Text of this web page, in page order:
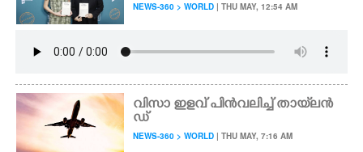
NEWS-360 > WORLD | THU MAY, 12:54 AM
വിസാ ഇളവ് പിൻവലിച്ച് തായ്‌ലൻ
ഡ്
NEWS-360 > WORLD | THU MAY, 7:16 AM